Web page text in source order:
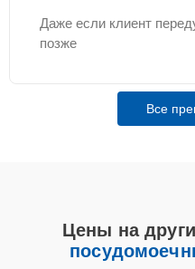
Даже если клиент
позже
Все
Цены на